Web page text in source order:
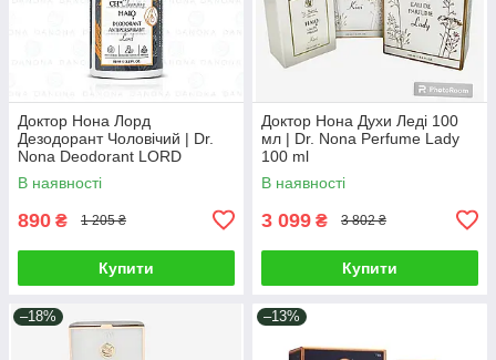
Доктор Нона Лорд
Дезодорант Чоловічий | Dr.
Nona Deodorant LORD
В наявності
890 ₴ 1 205 ₴
Купити
Доктор Нона Духи Леді 100
мл | Dr. Nona Perfume Lady
100 ml
В наявності
3 099 ₴ 3 802 ₴
Купити
–18% –13%